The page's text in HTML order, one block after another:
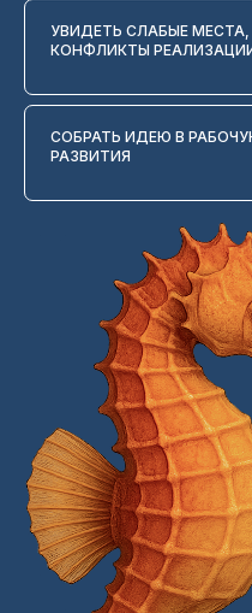
УВИДЕТЬ СЛАБЫЕ
КОНФЛИКТЫ
СОБРАТЬ ИДЕЮ В
РАЗВИТИЯ